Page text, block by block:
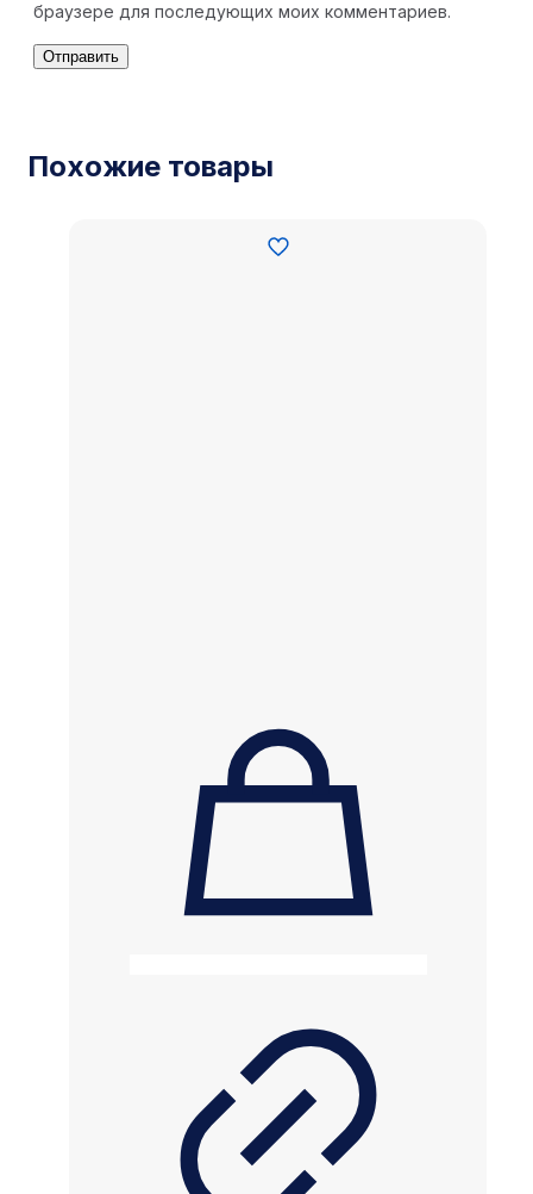
браузере для последующих моих комментариев.
Похожие товары